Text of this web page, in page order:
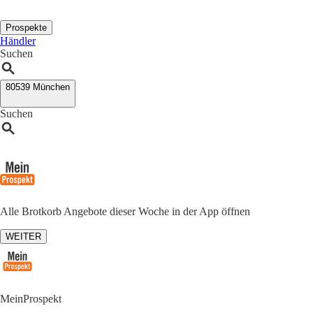
Prospekte
Händler
Suchen
80539 München
Suchen
Alle Brotkorb Angebote dieser Woche in der App öffnen
WEITER
MeinProspekt